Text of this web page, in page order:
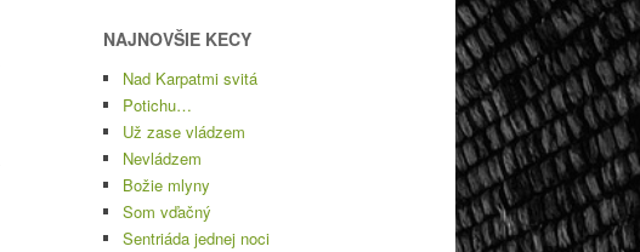
NAJNOVŠIE KECY
Nad Karpatmi svitá
Potichu…
Už zase vládzem
Nevládzem
Božie mlyny
Som vďačný
Sentriáda jednej noci